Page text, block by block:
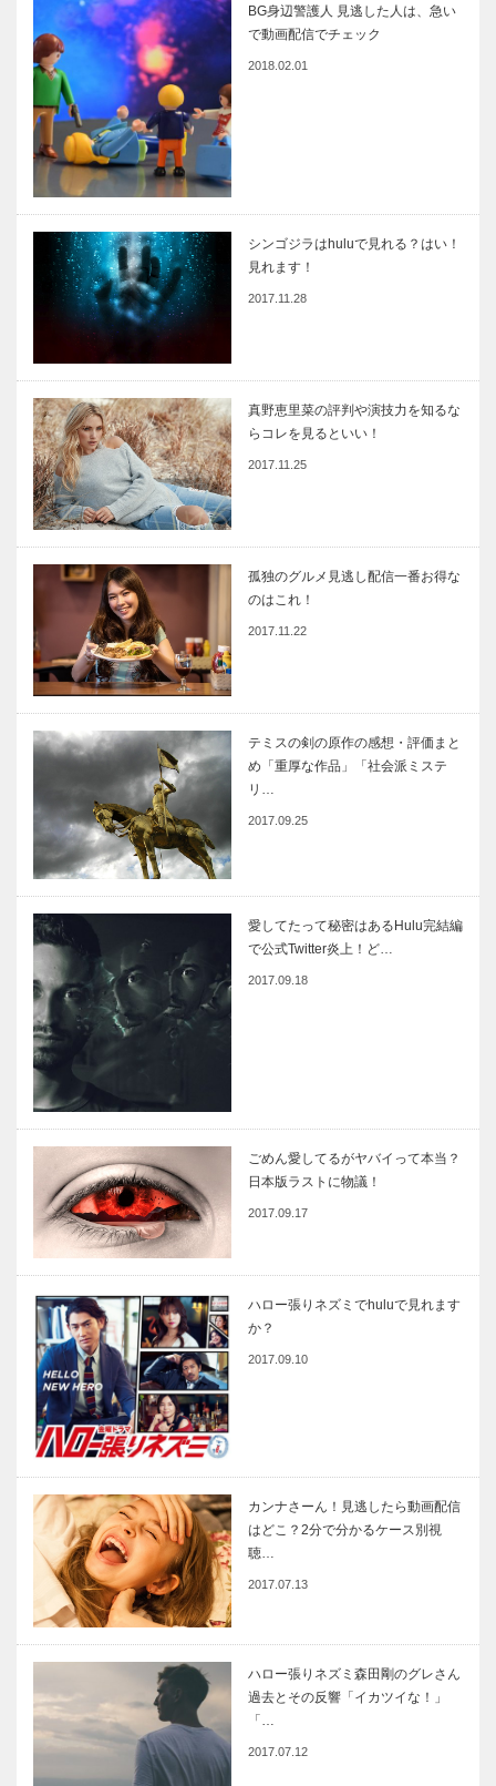
BG身辺警護人 見逃した人は、急い
で動画配信でチェック
2018.02.01
シンゴジラはhuluで見れる？はい！
見れます！
2017.11.28
真野恵里菜の評判や演技力を知るな
らコレを見るといい！
2017.11.25
孤独のグルメ見逃し配信一番お得な
のはこれ！
2017.11.22
テミスの剣の原作の感想・評価まと
め「重厚な作品」「社会派ミステ
リ…
2017.09.25
愛してたって秘密はあるHulu完結編
で公式Twitter炎上！ど…
2017.09.18
ごめん愛してるがヤバイって本当？
日本版ラストに物議！
2017.09.17
ハロー張りネズミでhuluで見れます
か？
2017.09.10
カンナさーん！見逃したら動画配信
はどこ？2分で分かるケース別視
聴…
2017.07.13
ハロー張りネズミ森田剛のグレさん
過去とその反響「イカツイな！」
「…
2017.07.12